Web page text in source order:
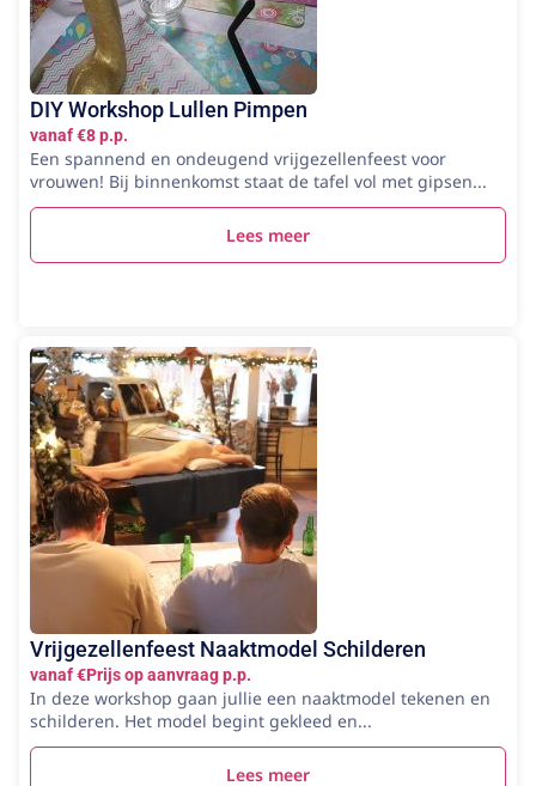
DIY Workshop Lullen Pimpen
vanaf €8 p.p.
Een spannend en ondeugend vrijgezellenfeest voor
vrouwen! Bij binnenkomst staat de tafel vol met gipsen...
Lees meer
Vrijgezellenfeest Naaktmodel Schilderen
vanaf €Prijs op aanvraag p.p.
In deze workshop gaan jullie een naaktmodel tekenen en
schilderen. Het model begint gekleed en...
Lees meer